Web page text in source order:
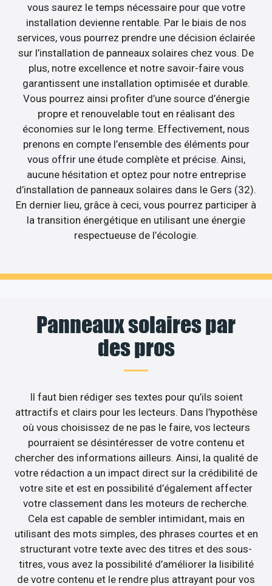
vous saurez le temps nécessaire pour que votre
installation devienne rentable. Par le biais de nos
services, vous pourrez prendre une décision éclairée
sur l’installation de panneaux solaires chez vous. De
plus, notre excellence et notre savoir-faire vous
garantissent une installation optimisée et durable.
Vous pourrez ainsi profiter d’une source d’énergie
propre et renouvelable tout en réalisant des
économies sur le long terme. Effectivement, nous
prenons en compte l’ensemble des éléments pour
vous offrir une étude complète et précise. Ainsi,
aucune hésitation et optez pour notre entreprise
d’installation de panneaux solaires dans le Gers (32).
En dernier lieu, grâce à ceci, vous pourrez participer à
la transition énergétique en utilisant une énergie
respectueuse de l’écologie.
Panneaux solaires par
des pros
Il faut bien rédiger ses textes pour qu’ils soient
attractifs et clairs pour les lecteurs. Dans l’hypothèse
où vous choisissez de ne pas le faire, vos lecteurs
pourraient se désintéresser de votre contenu et
chercher des informations ailleurs. Ainsi, la qualité de
votre rédaction a un impact direct sur la crédibilité de
votre site et est en possibilité d’également affecter
votre classement dans les moteurs de recherche.
Cela est capable de sembler intimidant, mais en
utilisant des mots simples, des phrases courtes et en
structurant votre texte avec des titres et des sous-
titres, vous avez la possibilité d’améliorer la lisibilité
de votre contenu et le rendre plus attrayant pour vos